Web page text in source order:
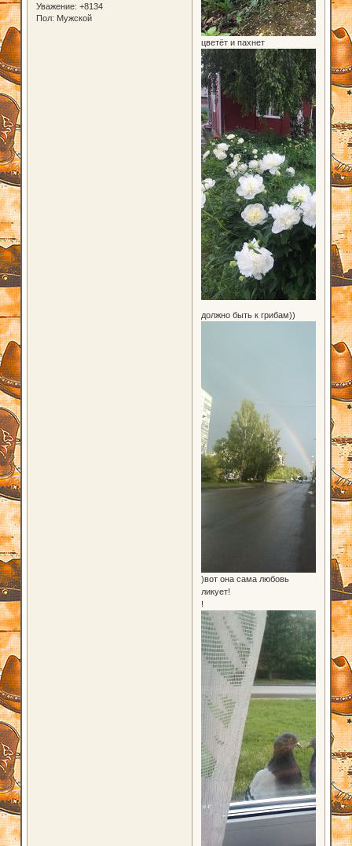
Уважение: +8134
Пол: Мужской
цветёт и пахнет
должно быть к грибам))
)вот она сама любовь
ликует!
!